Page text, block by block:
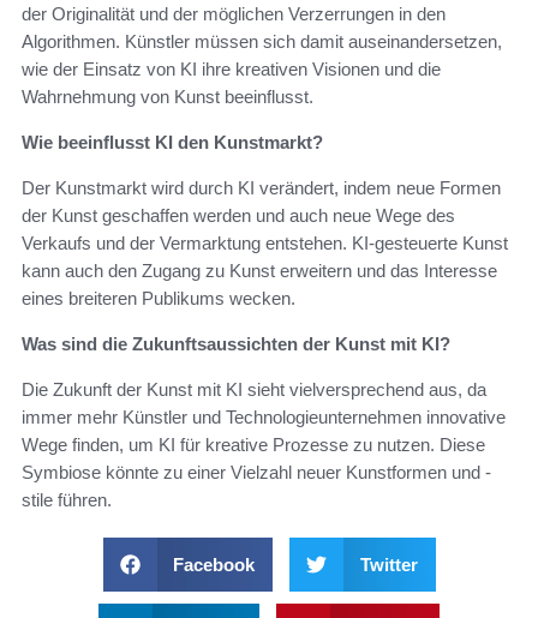
der Originalität und der möglichen Verzerrungen in den
Algorithmen. Künstler müssen sich damit auseinandersetzen,
wie der Einsatz von KI ihre kreativen Visionen und die
Wahrnehmung von Kunst beeinflusst.
Wie beeinflusst KI den Kunstmarkt?
Der Kunstmarkt wird durch KI verändert, indem neue Formen
der Kunst geschaffen werden und auch neue Wege des
Verkaufs und der Vermarktung entstehen. KI-gesteuerte Kunst
kann auch den Zugang zu Kunst erweitern und das Interesse
eines breiteren Publikums wecken.
Was sind die Zukunftsaussichten der Kunst mit KI?
Die Zukunft der Kunst mit KI sieht vielversprechend aus, da
immer mehr Künstler und Technologieunternehmen innovative
Wege finden, um KI für kreative Prozesse zu nutzen. Diese
Symbiose könnte zu einer Vielzahl neuer Kunstformen und -
stile führen.
Facebook Twitter